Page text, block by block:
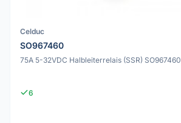
Celduc
SO967460
75A 5-32VDC Halbleiterrelais (SSR) SO967460
6